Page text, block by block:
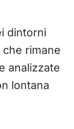
dintorni
rimane
analizzate
lontana